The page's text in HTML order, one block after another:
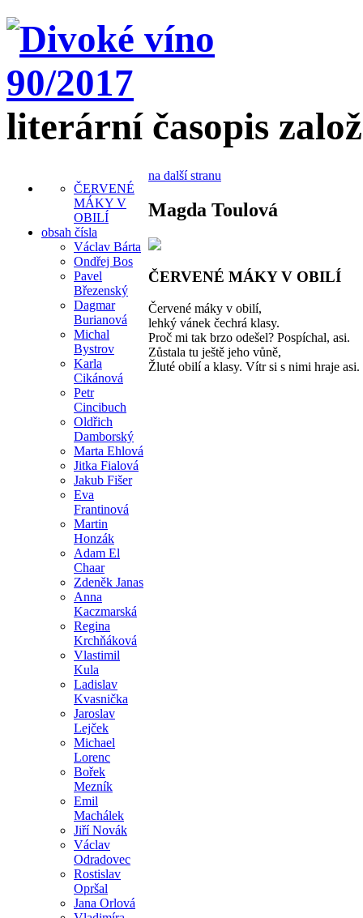
literární časopis
ČERVENÉ
MÁKY V
OBILÍ
obsah čísla
Václav Bárta
Ondřej Bos
Pavel
Březenský
Dagmar
Burianová
Michal
Bystrov
Karla
Cikánová
Petr
Cincibuch
Oldřich
Damborský
Marta Ehlová
Jitka Fialová
Jakub Fišer
Eva
Frantinová
Martin
Honzák
Adam El
Chaar
Zdeněk Janas
Anna
Kaczmarská
Regina
Krchňáková
Vlastimil
Kula
Ladislav
Kvasnička
Jaroslav
Lejček
Michael
Lorenc
Bořek
Mezník
Emil
Machálek
Jiří Novák
Václav
Odradovec
Rostislav
Opršal
Jana Orlová
na další stranu
Magda Toulová
ČERVENÉ MÁKY V OBILÍ
Červené máky v obilí,
lehký vánek čechrá klasy.
Proč mi tak brzo odešel? Pospíchal, asi.
Zůstala tu ještě jeho vůně,
Žluté obilí a klasy. Vítr si s nimi hraje asi.